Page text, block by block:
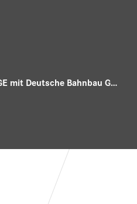
Rhomberg Sersa Bahntechnik (ARGE mit Deutsche Bahnbau GmbH)